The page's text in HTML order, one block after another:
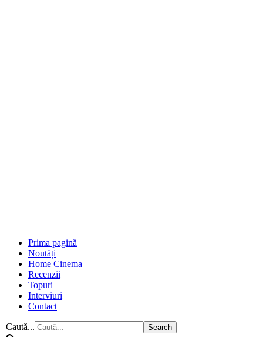
Prima pagină
Noutăți
Home Cinema
Recenzii
Topuri
Interviuri
Contact
Caută...